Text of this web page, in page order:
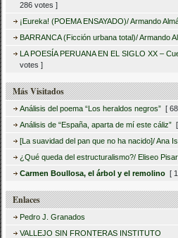
286 votes ]
¡Eureka! (POEMA ENSAYADO)/ Armando
BARRANCA (Ficción urbana total)/ Armando
LA POESÍA PERUANA EN EL SIGLO XX –
votes ]
Más Visitados
Análisis del poema “Los heraldos negros” [
Análisis de “España, aparta de mí este cáliz”
[La suavidad del pan que no ha nacido]/ Ana
¿Qué queda del estructuralismo?/ Eliseo
Carmen Boullosa, el árbol y el remolino [
Enlaces
Pedro J. Granados
VALLEJO SIN FRONTERAS INSTITUTO